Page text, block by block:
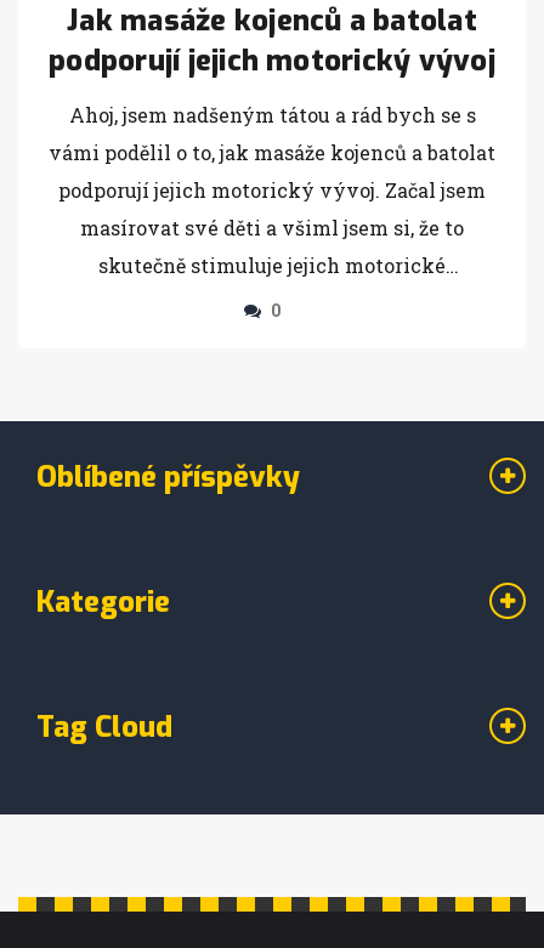
Jak masáže kojenců a batolat
podporují jejich motorický vývoj
Ahoj, jsem nadšeným tátou a rád bych se s
vámi podělil o to, jak masáže kojenců a batolat
podporují jejich motorický vývoj. Začal jsem
masírovat své děti a všiml jsem si, že to
skutečně stimuluje jejich motorické
schopnosti. Je to nádherný způsob, jak se s
mezi námi. Doufám, že vás tento příspěvek
masírování svých dětí, a uvidíte, jak to
0
Oblíbené příspěvky
Kategorie
Tag Cloud